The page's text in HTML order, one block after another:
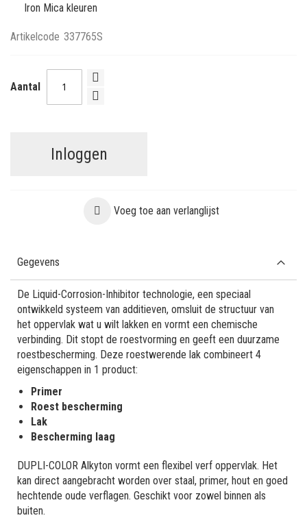
Iron Mica kleuren
Artikelcode 337765S
Aantal
Inloggen
Voeg toe aan verlanglijst
Gegevens
De Liquid-Corrosion-Inhibitor technologie, een speciaal
ontwikkeld systeem van additieven, omsluit de structuur van
het oppervlak wat u wilt lakken en vormt een chemische
verbinding. Dit stopt de roestvorming en geeft een duurzame
roestbescherming. Deze roestwerende lak combineert 4
eigenschappen in 1 product:
Primer
Roest bescherming
Lak
Bescherming laag
DUPLI-COLOR Alkyton vormt een flexibel verf oppervlak. Het
kan direct aangebracht worden over staal, primer, hout en goed
hechtende oude verflagen. Geschikt voor zowel binnen als
buiten.